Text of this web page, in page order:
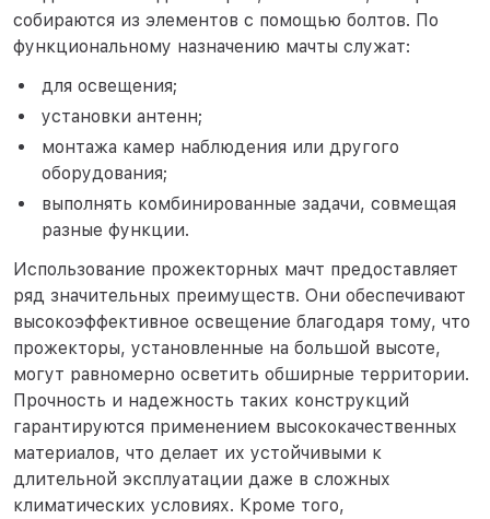
собираются из элементов с помощью болтов. По
функциональному назначению мачты служат:
для освещения;
установки антенн;
монтажа камер наблюдения или другого
оборудования;
выполнять комбинированные задачи, совмещая
разные функции.
Использование прожекторных мачт предоставляет
ряд значительных преимуществ. Они обеспечивают
высокоэффективное освещение благодаря тому, что
прожекторы, установленные на большой высоте,
могут равномерно осветить обширные территории.
Прочность и надежность таких конструкций
гарантируются применением высококачественных
материалов, что делает их устойчивыми к
длительной эксплуатации даже в сложных
климатических условиях. Кроме того,